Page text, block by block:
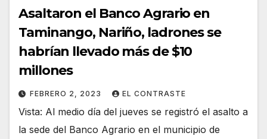
Asaltaron el Banco Agrario en
Taminango, Nariño, ladrones se
habrían llevado más de $10
millones
FEBRERO 2, 2023 EL CONTRASTE
Vista: Al medio día del jueves se registró el asalto a
la sede del Banco Agrario en el municipio de